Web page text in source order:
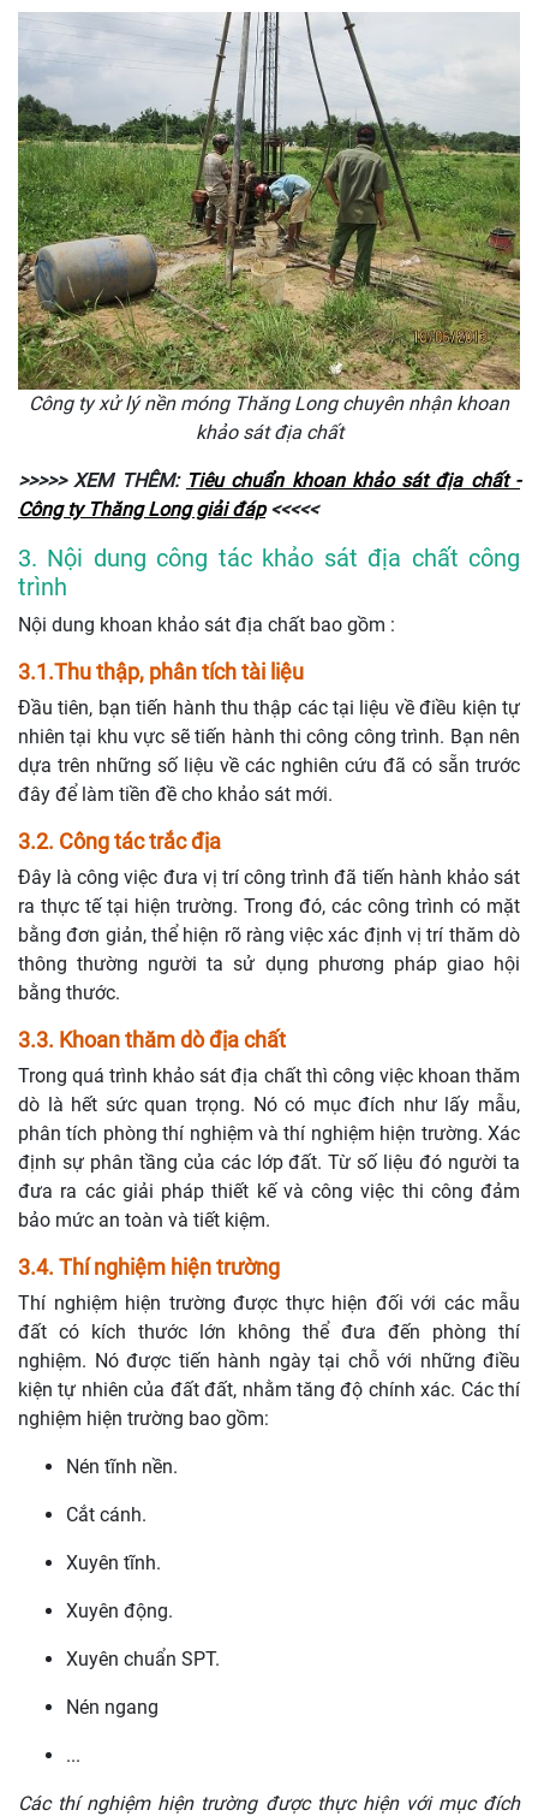
Công ty xử lý nền móng Thăng Long chuyên nhận khoan
khảo sát địa chất
>>>>> XEM THÊM: Tiêu chuẩn khoan khảo sát địa chất -
Công ty Thăng Long giải đáp<<<<<
3. Nội dung công tác khảo sát địa chất công
trình
Nội dung khoan khảo sát địa chất bao gồm :
3.1.Thu thập, phân tích tài liệu
Đầu tiên, bạn tiến hành thu thập các tại liệu về điều kiện tự
nhiên tại khu vực sẽ tiến hành thi công công trình. Bạn nên
dựa trên những số liệu về các nghiên cứu đã có sẵn trước
đây để làm tiền đề cho khảo sát mới.
3.2. Công tác trắc địa
Đây là công việc đưa vị trí công trình đã tiến hành khảo sát
ra thực tế tại hiện trường. Trong đó, các công trình có mặt
bằng đơn giản, thể hiện rõ ràng việc xác định vị trí thăm dò
thông thường người ta sử dụng phương pháp giao hội
bằng thước.
3.3. Khoan thăm dò địa chất
Trong quá trình khảo sát địa chất thì công việc khoan thăm
dò là hết sức quan trọng. Nó có mục đích như lấy mẫu,
phân tích phòng thí nghiệm và thí nghiệm hiện trường. Xác
định sự phân tầng của các lớp đất. Từ số liệu đó người ta
đưa ra các giải pháp thiết kế và công việc thi công đảm
bảo mức an toàn và tiết kiệm.
3.4. Thí nghiệm hiện trường
Thí nghiệm hiện trường được thực hiện đối với các mẫu
đất có kích thước lớn không thể đưa đến phòng thí
nghiệm. Nó được tiến hành ngày tại chỗ với những điều
kiện tự nhiên của đất đất, nhằm tăng độ chính xác. Các thí
nghiệm hiện trường bao gồm:
Nén tĩnh nền.
Cắt cánh.
Xuyên tĩnh.
Xuyên động.
Xuyên chuẩn SPT.
Nén ngang
...
Các thí nghiệm hiện trường được thực hiện với mục đích